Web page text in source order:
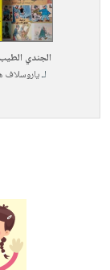
الجندي
لـياروسلاف